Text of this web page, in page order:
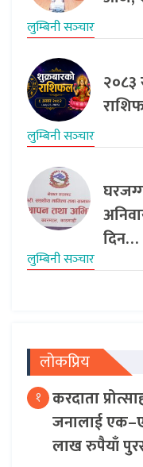
लुम्बिनी सञ्‍चार
२०८३
लुम्बिनी सञ्‍चार
दिन…
लुम्बिनी सञ्‍चार
लोकप्रिय
१ करदाता
जनालाई
लाख रुपैयाँ